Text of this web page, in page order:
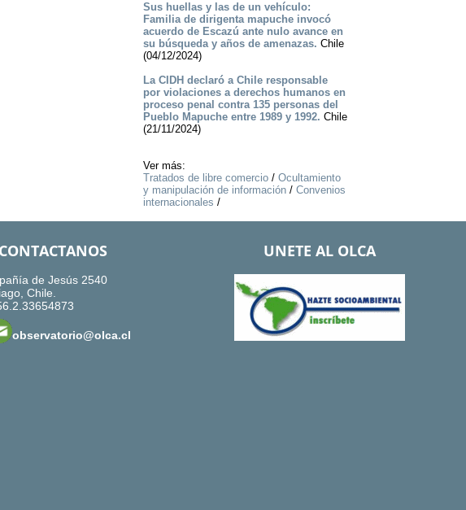
Sus huellas y las de un vehículo:
Familia de dirigenta mapuche invocó
acuerdo de Escazú ante nulo avance en
su búsqueda y años de amenazas. Chile
(04/12/2024)
La CIDH declaró a Chile responsable
por violaciones a derechos humanos en
proceso penal contra 135 personas del
Pueblo Mapuche entre 1989 y 1992. Chile
(21/11/2024)
Ver más:
Tratados de libre comercio/ Ocultamiento
y manipulación de información/ Convenios
internacionales /
CONTACTANOS
de Jesús 2540
Chile.
observatorio@olca.cl
UNETE AL OLCA